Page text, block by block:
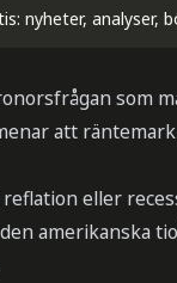
nyheter, analyser,
som
att
eller
amerikanska